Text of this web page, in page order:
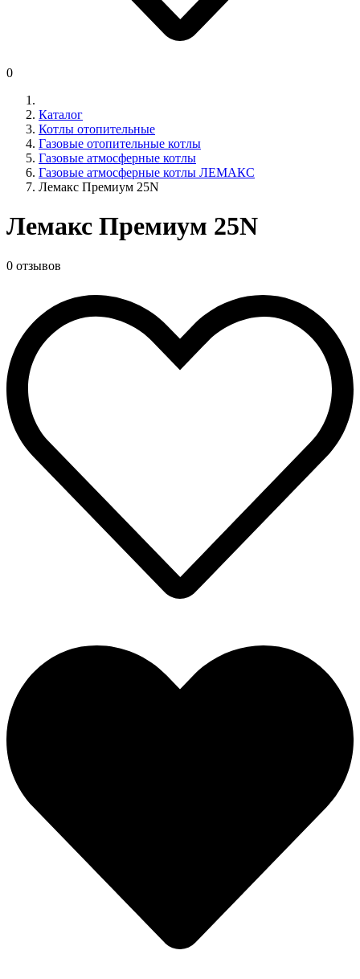
0
Каталог
Котлы отопительные
Газовые отопительные котлы
Газовые атмосферные котлы
Газовые атмосферные котлы ЛЕМАКС
Лемакс Премиум 25N
Лемакс Премиум 25N
0 отзывов